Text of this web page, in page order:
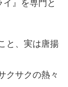
』を専門と
と、実は唐揚
クサクの熱々